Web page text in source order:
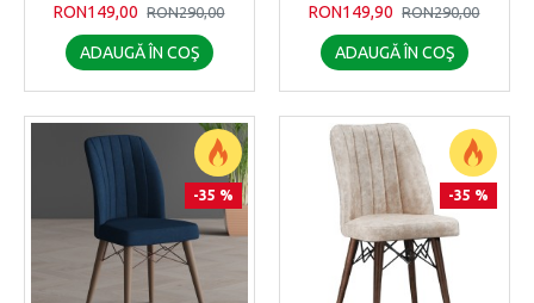
RON149,00 RON290,00
ADAUGĂ ÎN COŞ
RON149,90 RON290,00
ADAUGĂ ÎN COŞ
-35 % -35 %